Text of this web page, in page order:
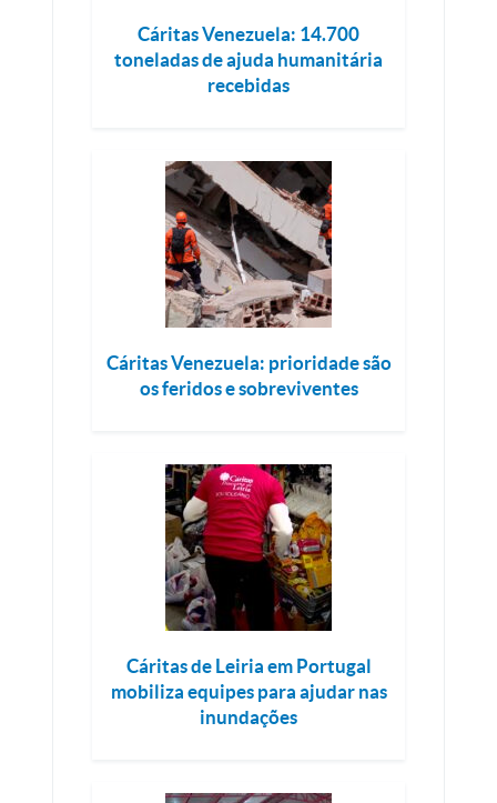
Cáritas Venezuela: 14.700
toneladas de ajuda humanitária
recebidas
Cáritas Venezuela: prioridade são
os feridos e sobreviventes
Cáritas de Leiria em Portugal
mobiliza equipes para ajudar nas
inundações